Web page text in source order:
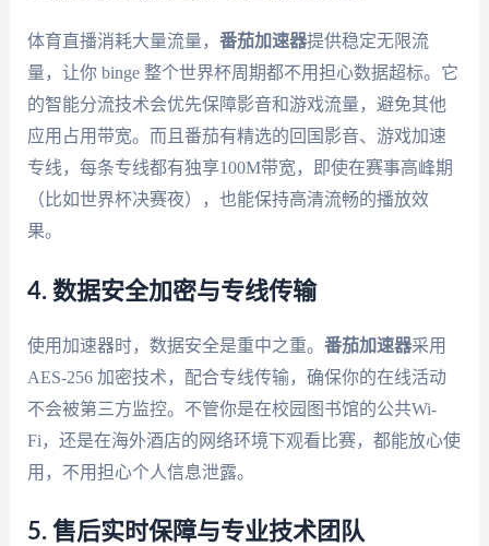
体育直播消耗大量流量， 番茄加速器提供稳定无限流
量，让你 binge 整个世界杯周期都不用担心数据超标。它
的智能分流技术会优先保障影音和游戏流量，避免其他
应用占用带宽。而且番茄有精选的回国影音、游戏加速
专线，每条专线都有独享100M带宽，即使在赛事高峰期
（比如世界杯决赛夜），也能保持高清流畅的播放效
果。
4. 数据安全加密与专线传输
使用加速器时，数据安全是重中之重。 番茄加速器采用
AES-256 加密技术，配合专线传输，确保你的在线活动
不会被第三方监控。不管你是在校园图书馆的公共Wi-
Fi，还是在海外酒店的网络环境下观看比赛，都能放心使
用，不用担心个人信息泄露。
5. 售后实时保障与专业技术团队